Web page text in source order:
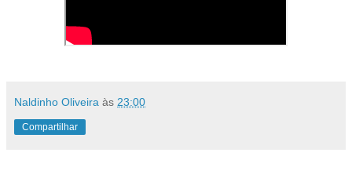
Naldinho Oliveira às 23:00
Compartilhar